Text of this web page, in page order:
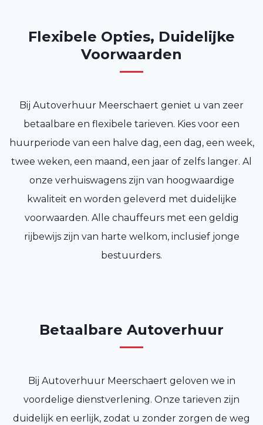
Flexibele Opties, Duidelijke
Voorwaarden
Bij Autoverhuur Meerschaert geniet u van zeer
betaalbare en flexibele tarieven. Kies voor een
huurperiode van een halve dag, een dag, een week,
twee weken, een maand, een jaar of zelfs langer. Al
onze verhuiswagens zijn van hoogwaardige
kwaliteit en worden geleverd met duidelijke
voorwaarden. Alle chauffeurs met een geldig
rijbewijs zijn van harte welkom, inclusief jonge
bestuurders.
Betaalbare Autoverhuur
Bij Autoverhuur Meerschaert geloven we in
voordelige dienstverlening. Onze tarieven zijn
duidelijk en eerlijk, zodat u zonder zorgen de weg